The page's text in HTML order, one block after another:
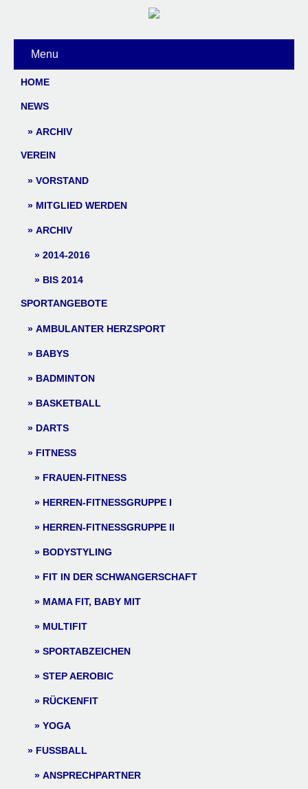
Menu
HOME
NEWS
ARCHIV
VEREIN
VORSTAND
MITGLIED WERDEN
ARCHIV
2014-2016
BIS 2014
SPORTANGEBOTE
AMBULANTER HERZSPORT
BABYS
BADMINTON
BASKETBALL
DARTS
FITNESS
FRAUEN-FITNESS
HERREN-FITNESSGRUPPE I
HERREN-FITNESSGRUPPE II
BODYSTYLING
FIT IN DER SCHWANGERSCHAFT
MAMA FIT, BABY MIT
MULTIFIT
SPORTABZEICHEN
STEP AEROBIC
RÜCKENFIT
YOGA
FUSSBALL
ANSPRECHPARTNER